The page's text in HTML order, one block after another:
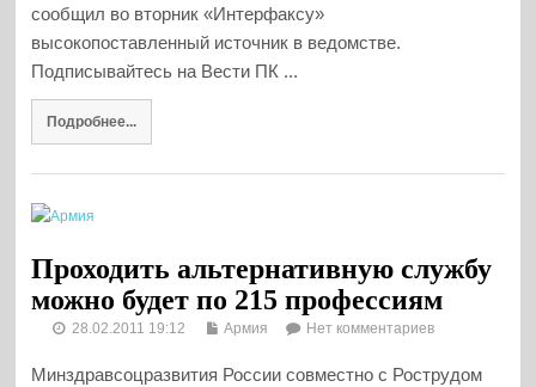
сообщил во вторник «Интерфаксу»
высокопоставленный источник в ведомстве.
Подписывайтесь на Вести ПК ...
Подробнее...
Проходить альтернативную службу
можно будет по 215 профессиям
28.02.2011 19:12 Армия Нет комментариев
Минздравсоцразвития России совместно с Рострудом